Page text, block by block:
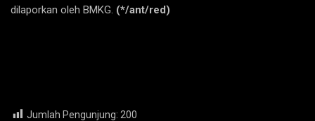
dilaporkan oleh BMKG. (*/ant/red)
Jumlah Pengunjung: 200